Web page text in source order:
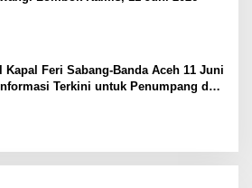
Kapal Feri Sabang-Banda Aceh 11 Juni
Terkini untuk Penumpang dan